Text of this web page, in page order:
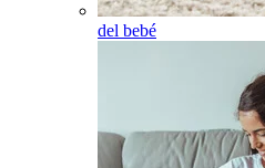
del bebé